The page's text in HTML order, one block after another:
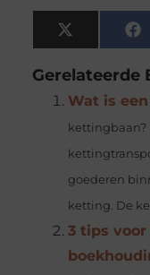
X
(Twitter)
Gerelateerde
Wat is
kettingbaan?
goederen
ketting. De
3 tips